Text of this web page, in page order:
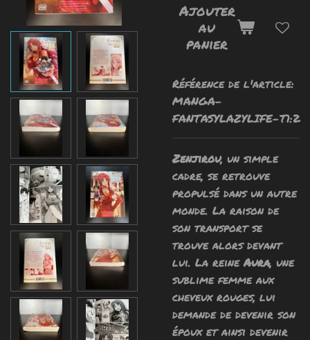
Ajouter
au
panier
Référence de l'article:
MANGA-
FANTASYLAZYLIFE-T1:2
Zenjirou, un simple
cadre, se retrouve
propulsé dans un autre
monde. La raison de
son transport se
trouve alors devant
lui. La reineAura, une
sublime femme aux
cheveux rouges, lui
demande de devenir son
époux et ainsi devenir